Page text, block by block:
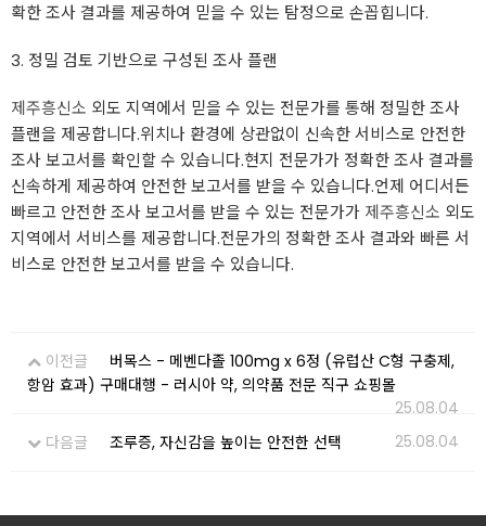
확한 조사 결과를 제공하여 믿을 수 있는 탐정으로 손꼽힙니다.
3. 정밀 검토 기반으로 구성된 조사 플랜
제주흥신소 외도 지역에서 믿을 수 있는 전문가를 통해 정밀한 조사
플랜을 제공합니다.위치나 환경에 상관없이 신속한 서비스로 안전한
조사 보고서를 확인할 수 있습니다.현지 전문가가 정확한 조사 결과를
신속하게 제공하여 안전한 보고서를 받을 수 있습니다.언제 어디서든
빠르고 안전한 조사 보고서를 받을 수 있는 전문가가 제주흥신소 외도
지역에서 서비스를 제공합니다.전문가의 정확한 조사 결과와 빠른 서
비스로 안전한 보고서를 받을 수 있습니다.
이전글
버목스 - 메벤다졸 100mg x 6정 (유럽산 C형 구충제,
항암 효과) 구매대행 - 러시아 약, 의약품 전문 직구 쇼핑몰
25.08.04
다음글
조루증, 자신감을 높이는 안전한 선택 25.08.04